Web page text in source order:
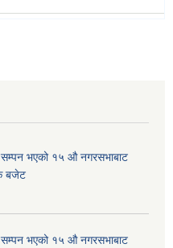
सम्पन भएको १५ ‍‍‍औ नगरसभाबाट
बजेट
सम्पन भएको १५ ‍‍‍औ नगरसभाबाट